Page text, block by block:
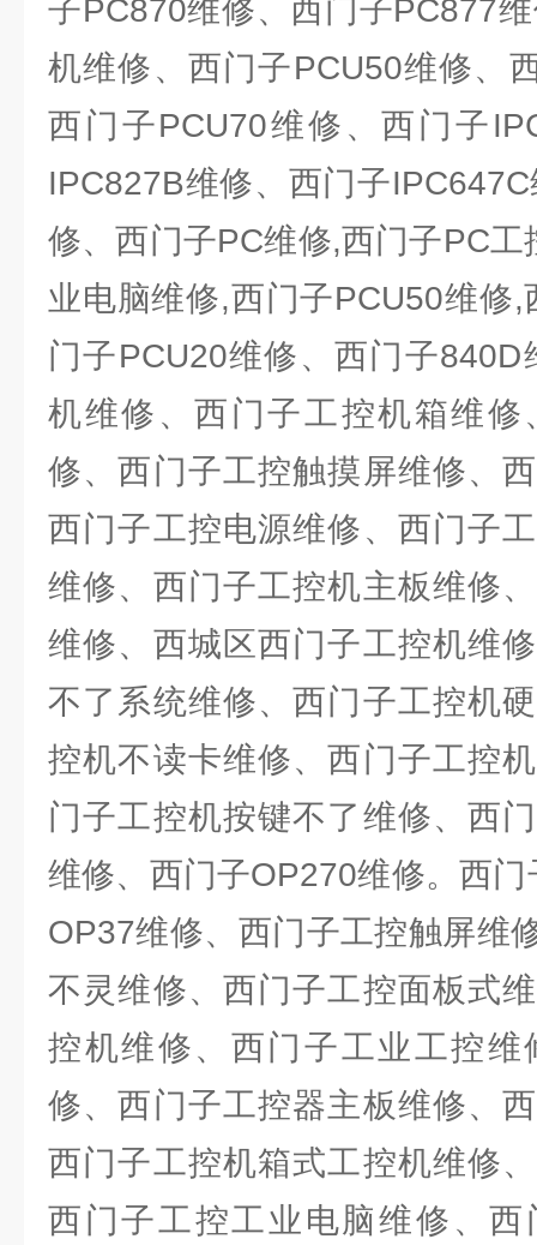
子PC870维修、西门子PC877
机维修、西门子PCU50维修、
西门子PCU70维修、西门子
IPC827B维修、西门子
修、西门子PC维修,西门子PC
业电脑维修,西门子PCU50维修
门子PCU20维修、西门子
机维修、西门子工控机箱维修
修、西门子工控触摸屏维修、
西门子工控电源维修、西门子
维修、西门子工控机主板维修
维修、西城区西门子工控机维
不了系统维修、西门子工控机
控机不读卡维修、西门子工控
门子工控机按键不了维修、西
维修、西门子OP270维修。西
OP37维修、西门子工控触屏维
不灵维修、西门子工控面板式
控机维修、西门子工业工控维
修、西门子工控器主板维修、
西门子工控机箱式工控机维修
西门子工控工业电脑维修、西